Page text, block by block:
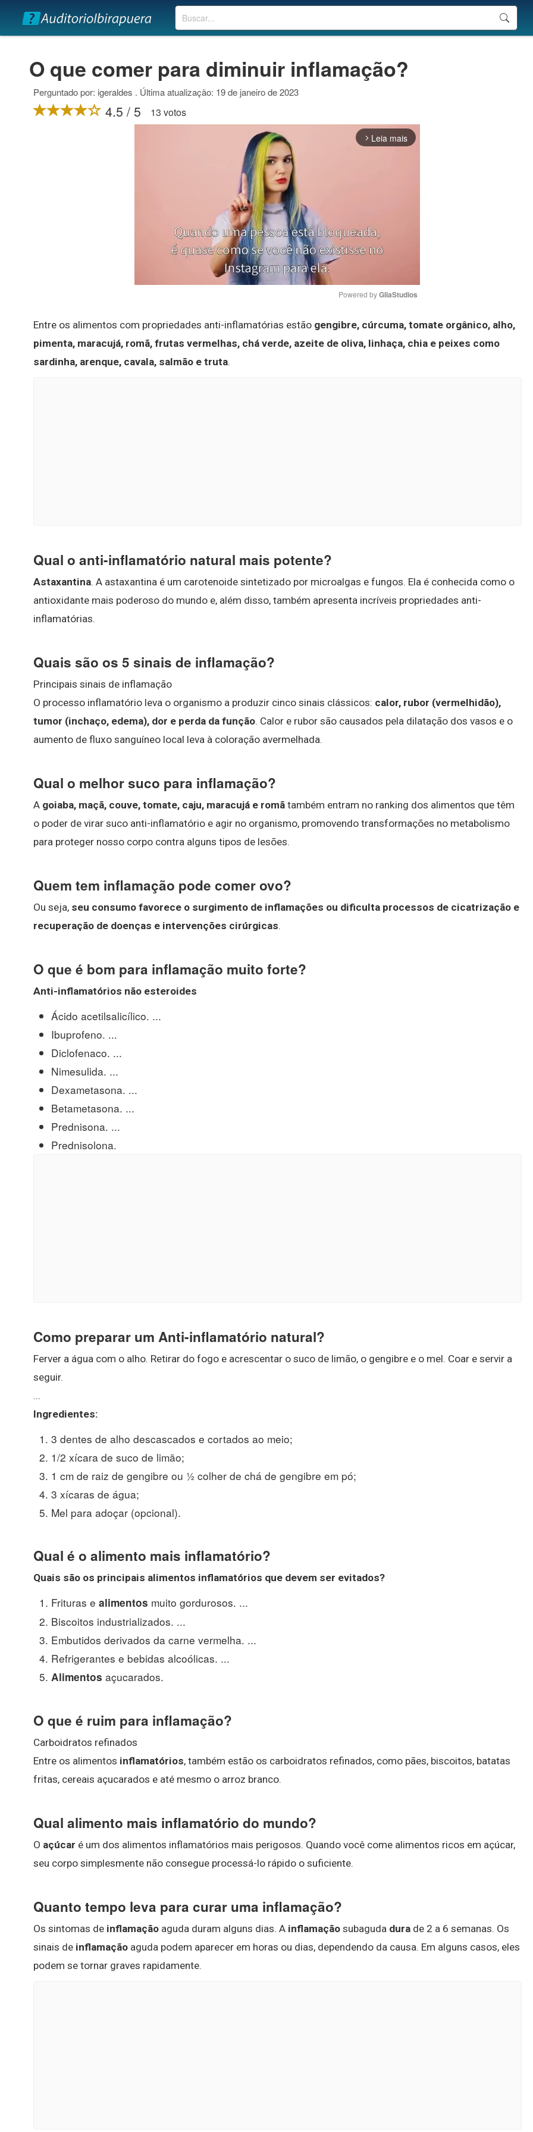
Buscar
O que comer para diminuir inflamação?
Perguntado por: igeraldes . Última atualização: 19 de janeiro de 2023
4.5 / 5 13 votos
arrow_forward_ios Leia mais
Mute
Powered by GliaStudios
Entre os alimentos com propriedades anti-inflamatórias estão gengibre, cúrcuma, tomate orgânico, alho,
pimenta, maracujá, romã, frutas vermelhas, chá verde, azeite de oliva, linhaça, chia e peixes como
sardinha, arenque, cavala, salmão e truta.
Qual o anti-inflamatório natural mais potente?
Astaxantina. A astaxantina é um carotenoide sintetizado por microalgas e fungos. Ela é conhecida como o
antioxidante mais poderoso do mundo e, além disso, também apresenta incríveis propriedades anti-
inflamatórias.
Quais são os 5 sinais de inflamação?
Principais sinais de inflamação
O processo inflamatório leva o organismo a produzir cinco sinais clássicos: calor, rubor (vermelhidão),
tumor (inchaço, edema), dor e perda da função. Calor e rubor são causados pela dilatação dos vasos e o
aumento de fluxo sanguíneo local leva à coloração avermelhada.
Qual o melhor suco para inflamação?
A goiaba, maçã, couve, tomate, caju, maracujá e romã também entram no ranking dos alimentos que têm
o poder de virar suco anti-inflamatório e agir no organismo, promovendo transformações no metabolismo
para proteger nosso corpo contra alguns tipos de lesões.
Quem tem inflamação pode comer ovo?
Ou seja, seu consumo favorece o surgimento de inflamações ou dificulta processos de cicatrização e
recuperação de doenças e intervenções cirúrgicas.
O que é bom para inflamação muito forte?
Anti-inflamatórios não esteroides
Ácido acetilsalicílico. ...
Ibuprofeno. ...
Diclofenaco. ...
Nimesulida. ...
Dexametasona. ...
Betametasona. ...
Prednisona. ...
Prednisolona.
Como preparar um Anti-inflamatório natural?
Ferver a água com o alho. Retirar do fogo e acrescentar o suco de limão, o gengibre e o mel. Coar e servir a
seguir.
...
Ingredientes:
3 dentes de alho descascados e cortados ao meio;
1/2 xícara de suco de limão;
1 cm de raiz de gengibre ou ½ colher de chá de gengibre em pó;
3 xícaras de água;
Mel para adoçar (opcional).
Qual é o alimento mais inflamatório?
Quais são os principais alimentos inflamatórios que devem ser evitados?
Frituras e alimentos muito gordurosos. ...
Biscoitos industrializados. ...
Embutidos derivados da carne vermelha. ...
Refrigerantes e bebidas alcoólicas. ...
Alimentos açucarados.
O que é ruim para inflamação?
Carboidratos refinados
Entre os alimentos inflamatórios, também estão os carboidratos refinados, como pães, biscoitos, batatas
fritas, cereais açucarados e até mesmo o arroz branco.
Qual alimento mais inflamatório do mundo?
O açúcar é um dos alimentos inflamatórios mais perigosos. Quando você come alimentos ricos em açúcar,
seu corpo simplesmente não consegue processá-lo rápido o suficiente.
Quanto tempo leva para curar uma inflamação?
Os sintomas de inflamação aguda duram alguns dias. A inflamação subaguda dura de 2 a 6 semanas. Os
sinais de inflamação aguda podem aparecer em horas ou dias, dependendo da causa. Em alguns casos, eles
podem se tornar graves rapidamente.